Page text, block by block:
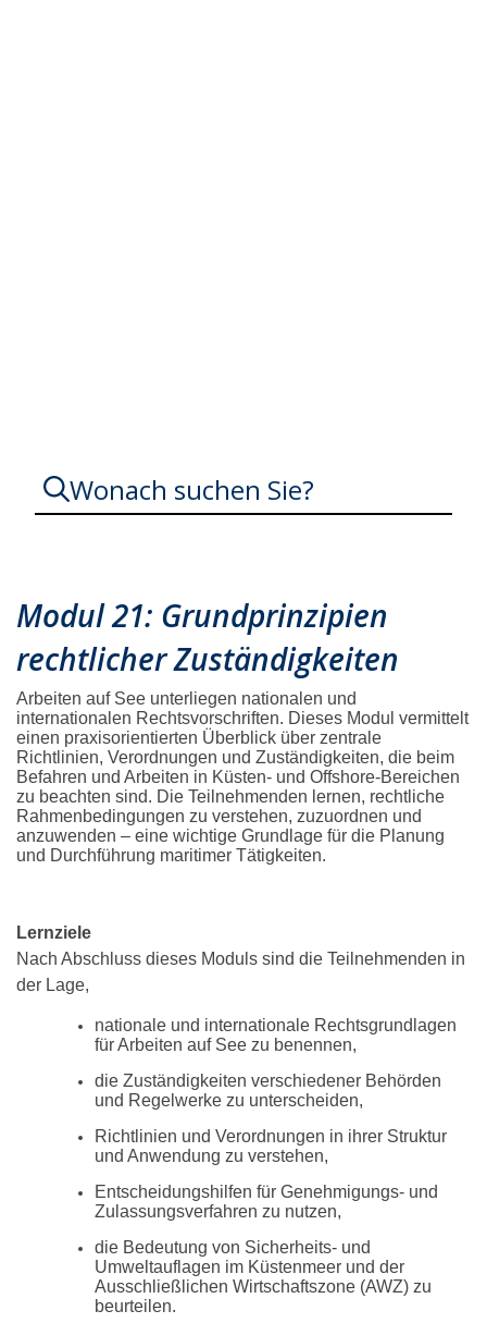
Wonach suchen Sie?
Modul 21: Grundprinzipien
rechtlicher Zuständigkeiten
Arbeiten auf See unterliegen nationalen und
internationalen Rechtsvorschriften. Dieses Modul vermittelt
einen praxisorientierten Überblick über zentrale
Richtlinien, Verordnungen und Zuständigkeiten, die beim
Befahren und Arbeiten in Küsten- und Offshore-Bereichen
zu beachten sind. Die Teilnehmenden lernen, rechtliche
Rahmenbedingungen zu verstehen, zuzuordnen und
anzuwenden – eine wichtige Grundlage für die Planung
und Durchführung maritimer Tätigkeiten.
Lernziele
Nach Abschluss dieses Moduls sind die Teilnehmenden in
der Lage,
nationale und internationale Rechtsgrundlagen
für Arbeiten auf See zu benennen,
die Zuständigkeiten verschiedener Behörden
und Regelwerke zu unterscheiden,
Richtlinien und Verordnungen in ihrer Struktur
und Anwendung zu verstehen,
Entscheidungshilfen für Genehmigungs- und
Zulassungsverfahren zu nutzen,
die Bedeutung von Sicherheits- und
Umweltauflagen im Küstenmeer und der
Ausschließlichen Wirtschaftszone (AWZ) zu
beurteilen.